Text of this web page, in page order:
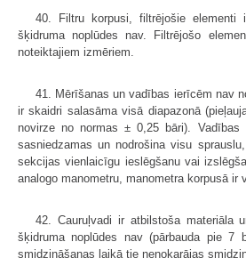
40. Filtru korpusi, filtrējošie elementi
šķidruma noplūdes nav. Filtrējošo
noteiktajiem izmēriem.
41. Mērīšanas un vadības ierīcēm nav
ir skaidri salasāma visā diapazonā
novirze no normas ± 0,25 bāri).
sasniedzamas un nodrošina visu
sekcijas vienlaicīgu ieslēgšanu vai
analogo manometru, manometra korpusā ir
42. Cauruļvadi ir atbilstoša materiāla
šķidruma noplūdes nav (pārbauda pie 7
smidzināšanas laikā tie nenokarājas